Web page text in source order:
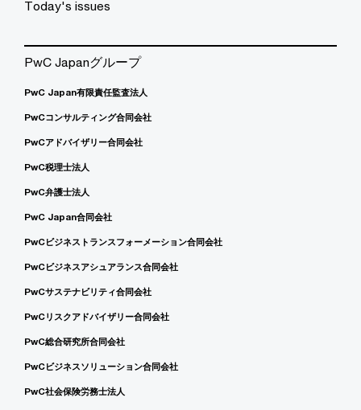
Today's issues
PwC Japanグループ
PwC Japan有限責任監査法人
PwCコンサルティング合同会社
PwCアドバイザリー合同会社
PwC税理士法人
PwC弁護士法人
PwC Japan合同会社
PwCビジネストランスフォーメーション合同会社
PwCビジネスアシュアランス合同会社
PwCサステナビリティ合同会社
PwCリスクアドバイザリー合同会社
PwC総合研究所合同会社
PwCビジネスソリューション合同会社
PwC社会保険労務士法人